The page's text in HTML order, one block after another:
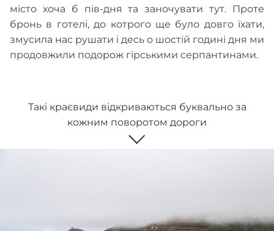
місто хоча б пів-дня та заночувати тут. Проте
бронь в готелі, до котрого ще було довго їхати,
змусила нас рушати і десь о шостій годині дня ми
продовжили подорож гірськими серпантинами.
Такі краєвиди відкриваються буквально за
кожним поворотом дороги